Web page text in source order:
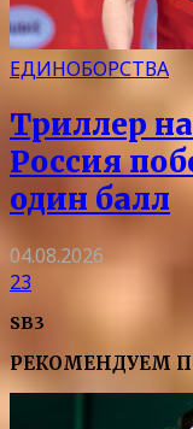
ЕДИНОБОРСТВА
Триллер
Россия
один балл
04.08.2026
23
SB3
РЕКОМЕНДУЕМ